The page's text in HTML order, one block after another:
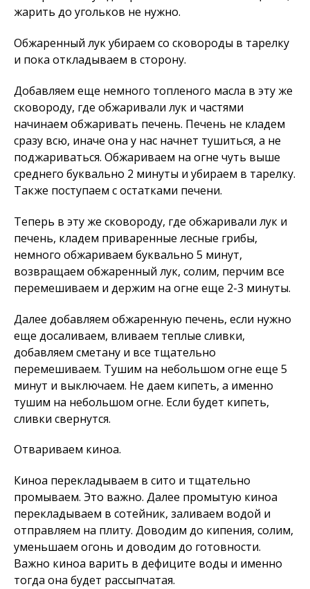
жарить до угольков не нужно.
Обжаренный лук убираем со сковороды в тарелку
и пока откладываем в сторону.
Добавляем еще немного топленого масла в эту же
сковороду, где обжаривали лук и частями
начинаем обжаривать печень. Печень не кладем
сразу всю, иначе она у нас начнет тушиться, а не
поджариваться. Обжариваем на огне чуть выше
среднего буквально 2 минуты и убираем в тарелку.
Также поступаем с остатками печени.
Теперь в эту же сковороду, где обжаривали лук и
печень, кладем приваренные лесные грибы,
немного обжариваем буквально 5 минут,
возвращаем обжаренный лук, солим, перчим все
перемешиваем и держим на огне еще 2-3 минуты.
Далее добавляем обжаренную печень, если нужно
еще досаливаем, вливаем теплые сливки,
добавляем сметану и все тщательно
перемешиваем. Тушим на небольшом огне еще 5
минут и выключаем. Не даем кипеть, а именно
тушим на небольшом огне. Если будет кипеть,
сливки свернутся.
Отвариваем киноа.
Киноа перекладываем в сито и тщательно
промываем. Это важно. Далее промытую киноа
перекладываем в сотейник, заливаем водой и
отправляем на плиту. Доводим до кипения, солим,
уменьшаем огонь и доводим до готовности.
Важно киноа варить в дефиците воды и именно
тогда она будет рассыпчатая.